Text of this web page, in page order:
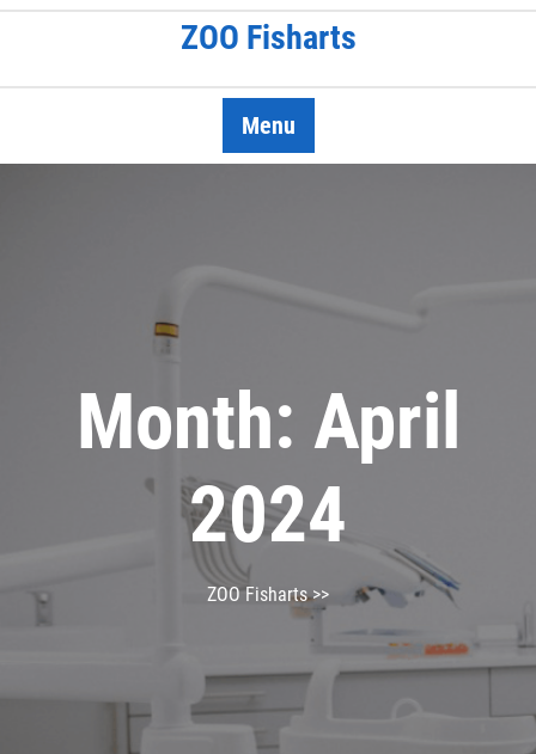
Skip
ZOO Fisharts
Menu
Month: April
2024
ZOO Fisharts>>